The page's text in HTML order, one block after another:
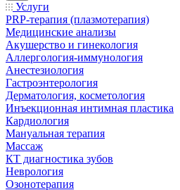
Услуги
PRP-терапия (плазмотерапия)
Медицинские анализы
Акушерство и гинекология
Аллергология-иммунология
Анестезиология
Гастроэнтерология
Дерматология, косметология
Инъекционная интимная пластика
Кардиология
Мануальная терапия
Массаж
КТ диагностика зубов
Неврология
Озонотерапия